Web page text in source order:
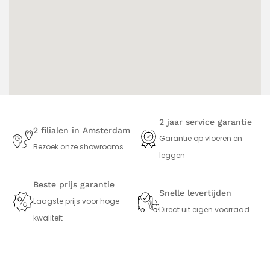
2 filialen in Amsterdam
Bezoek onze showrooms
2 jaar service garantie
Garantie op vloeren en
leggen
Beste prijs garantie
Laagste prijs voor hoge
kwaliteit
Snelle levertijden
Direct uit eigen voorraad